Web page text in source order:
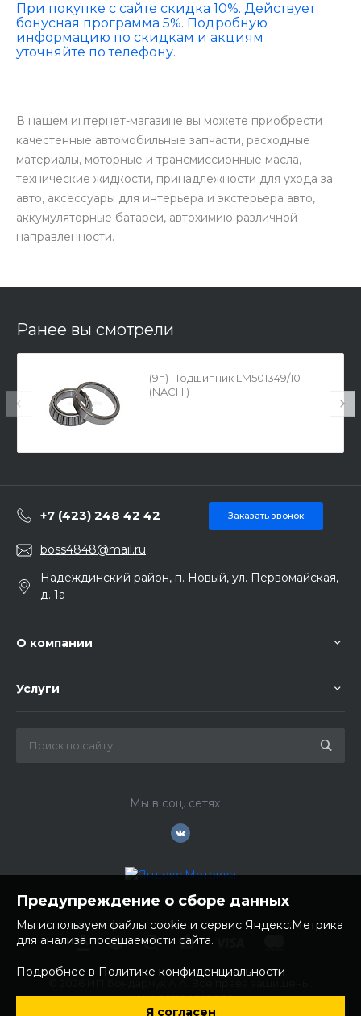
При покупке с сайте скидка 10%. Действует
бонусная программа 5%. Подробную
информацию по скидкам и акциям
уточняйте по телефону.
В нашем интернет-магазине вы можете приобрести
качестенные автомобильные запчасти, расходные
материалы, моторные и трансмиссионные масла,
технические жидкости, принадлежности для ухода за
авто, аксессуары для интерьера и экстерьера авто,
аккумуляторные батареи, автохимию различной
направленности.
Ранее вы смотрели
(9п) Подшипник LM501349/10
(NACHI)
+7 (423) 248 42 42 Заказать звонок
boss4848@mail.ru
Надеждинский район, п. Новый, ул. Первомайская,
д. 1а
О компании
Услуги
Мы в соц. сетях
ИНН: 252100758085
Предупреждение о сборе данных
Мы используем файлы cookie и сервис Яндекс.Метрика
для анализа посещаемости сайта.
Подробнее в Политике конфиденциальности
Я согласен